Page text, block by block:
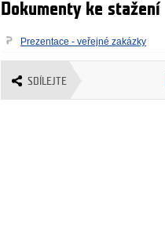
Dokumenty ke stažení
Prezentace - veřejné zakázky
SDÍLEJTE